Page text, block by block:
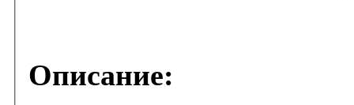
Описание: